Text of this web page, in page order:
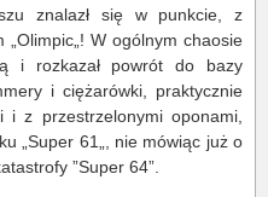
znalazł się w punkcie, z
W ogólnym chaosie
i rozkazał powrót do bazy
i ciężarówki, praktycznie
i z przestrzelonymi oponami,
„Super 61„, nie mówiąc już o
”Super 64”.